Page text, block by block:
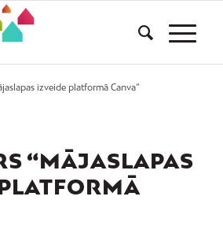
izveide platformā Canva”
“MĀJASLAPAS